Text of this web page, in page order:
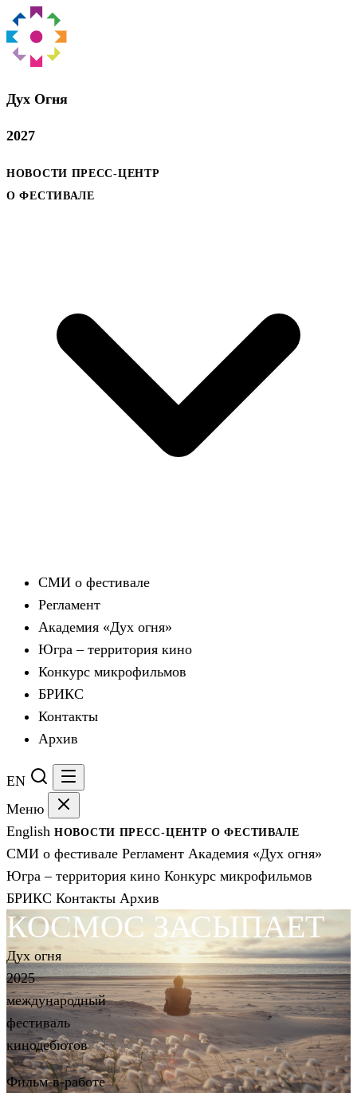
Дух Oгня
2027
НОВОСТИ ПРЕСС-ЦЕНТР
О ФЕСТИВАЛЕ
СМИ о фестивале
Регламент
Академия «Дух огня»
Югра – территория кино
Конкурс микрофильмов
БРИКС
Контакты
Архив
EN
Меню
English НОВОСТИ ПРЕСС-ЦЕНТРО ФЕСТИВАЛЕ
СМИ о фестивале Регламент Академия «Дух огня»
Югра – территория кино Конкурс микрофильмов
БРИКС Контакты Архив
КОСМОС ЗАСЫПАЕТ
Дух огня
2025
международный
фестиваль
кинодебютов
Фильм-в-работе